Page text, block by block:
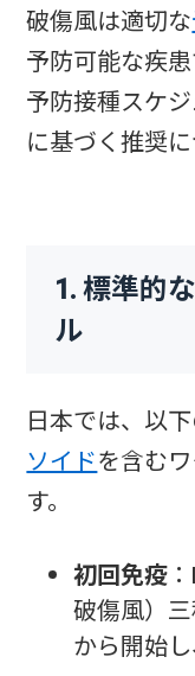
破傷風は適切な
予防可能な疾
予防接種スケ
に基づく推奨に
1. 標準的
ル
日本では、以
ソイドを含む
す。
初回免疫
破傷風）
から開始